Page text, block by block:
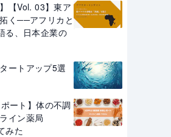
【Vol. 03】東ア
く──アフリカと
る、日本企業の
ートアップ5選
ート】体の不調
イン薬局
みた